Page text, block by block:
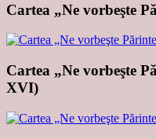
Cartea „Ne vorbeşte
Cartea „Ne vorbeşte
XVI)